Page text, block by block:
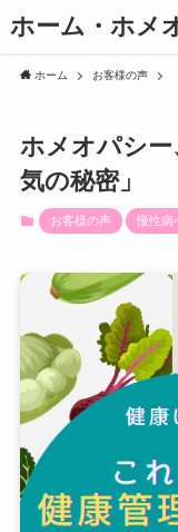
ホーム・ホメ
ホーム お客様の声
ホメオパシ
気の秘密」
お客様の声 慢性病